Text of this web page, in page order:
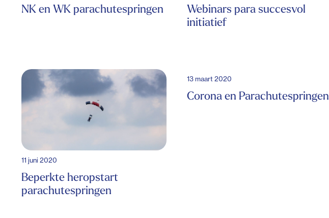
NK en WK parachutespringen
Webinars para succesvol
initiatief
11 juni 2020
Beperkte heropstart
parachutespringen
13 maart 2020
Corona en Parachutespringen